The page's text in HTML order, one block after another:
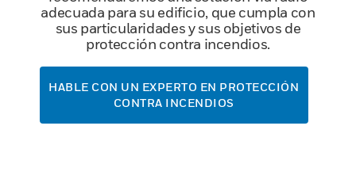
adecuada para su edificio, que cumpla con
sus particularidades y sus objetivos de
protección contra incendios.
HABLE CON UN EXPERTO EN PROTECCIÓN
CONTRA INCENDIOS